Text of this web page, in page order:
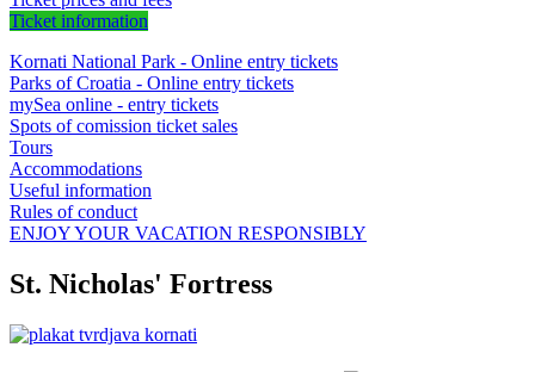
Ticket information
Kornati National Park - Online entry tickets
Parks of Croatia - Online entry tickets
mySea online - entry tickets
Spots of comission ticket sales
Tours
Accommodations
Useful information
Rules of conduct
ENJOY YOUR VACATION RESPONSIBLY
St. Nicholas' Fortress